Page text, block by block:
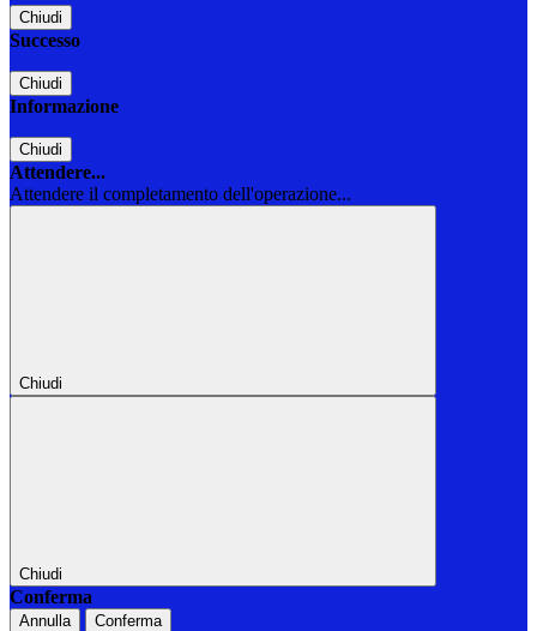
Chiudi
Successo
Chiudi
Informazione
Chiudi
Attendere...
Attendere il completamento dell'operazione...
Chiudi
Chiudi
Conferma
Annulla Conferma